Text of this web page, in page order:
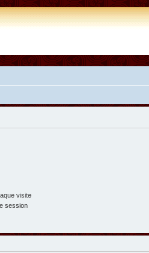
visite
session